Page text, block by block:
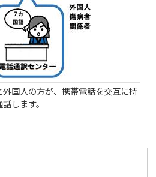
国人の方が、携帯電話を交互に持
します。